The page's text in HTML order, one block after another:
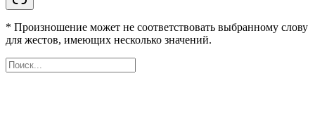
* Произношение может не соответствовать выбранному слову
для жестов, имеющих несколько значений.